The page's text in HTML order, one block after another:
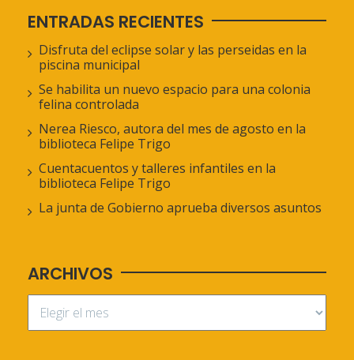
ENTRADAS RECIENTES
Disfruta del eclipse solar y las perseidas en la
piscina municipal
Se habilita un nuevo espacio para una colonia
felina controlada
Nerea Riesco, autora del mes de agosto en la
biblioteca Felipe Trigo
Cuentacuentos y talleres infantiles en la
biblioteca Felipe Trigo
La junta de Gobierno aprueba diversos asuntos
ARCHIVOS